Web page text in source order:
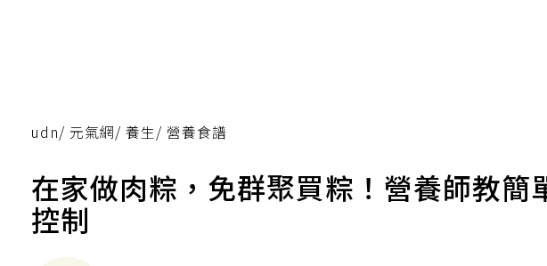
udn/ 元氣網/ 養生/ 營養食譜
在家做肉粽，免群聚買粽！營養師教
控制